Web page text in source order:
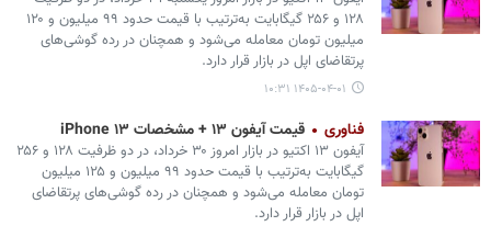
۱۲۸ و ۲۵۶ گیگابایت به‌ترتیب با قیمت حدود ۹۹ میلیون و ۱۲۰
میلیون تومان معامله می‌شود و همچنان در رده گوشی‌های
پرتقاضای اپل در بازار قرار دارد.
۱۴۰۵-۰۴-۰۱ ۱۰:۳۱
فناوری قیمت آیفون ۱۳ + مشخصات iPhone ۱۳
آیفون ۱۳ اکتیو در بازار امروز ۳۰ خرداد، در دو ظرفیت ۱۲۸ و ۲۵۶
گیگابایت به‌ترتیب با قیمت حدود ۹۹ میلیون و ۱۲۵ میلیون
تومان معامله می‌شود و همچنان در رده گوشی‌های پرتقاضای
اپل در بازار قرار دارد.